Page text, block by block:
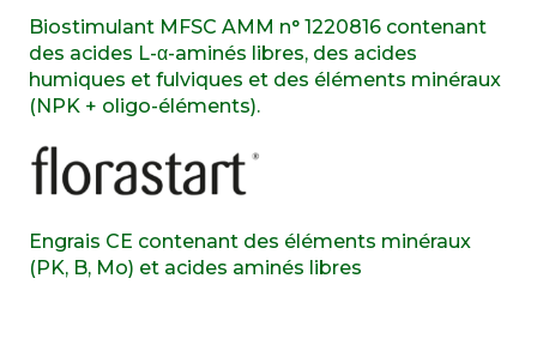
Biostimulant MFSC AMM n° 1220816 contenant
des acides L-α-aminés libres, des acides
humiques et fulviques et des éléments minéraux
(NPK + oligo-éléments).
Engrais CE contenant des éléments minéraux
(PK, B, Mo) et acides aminés libres